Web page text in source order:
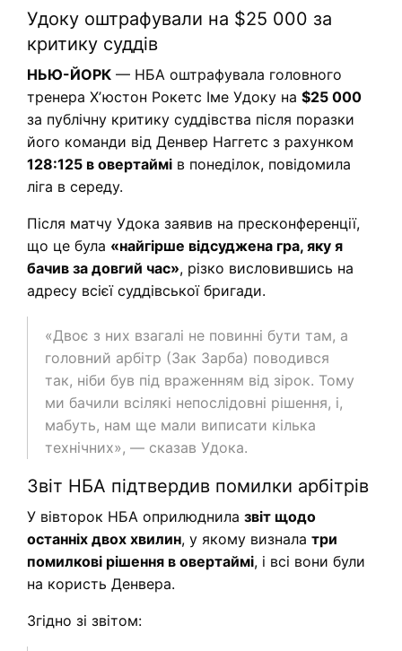
Удоку оштрафували на $25 000 за
критику суддів
НЬЮ-ЙОРК — НБА оштрафувала головного
тренера Хʼюстон Рокетс Іме Удоку на $25 000
за публічну критику суддівства після поразки
його команди від Денвер Наггетс з рахунком
128:125 в овертаймі в понеділок, повідомила
ліга в середу.
Після матчу Удока заявив на пресконференції,
що це була «найгірше відсуджена гра, яку я
бачив за довгий час», різко висловившись на
адресу всієї суддівської бригади.
«Двоє з них взагалі не повинні бути там, а
головний арбітр (Зак Зарба) поводився
так, ніби був під враженням від зірок. Тому
ми бачили всілякі непослідовні рішення, і,
мабуть, нам ще мали виписати кілька
технічних», — сказав Удока.
Звіт НБА підтвердив помилки арбітрів
У вівторок НБА оприлюднила звіт щодо
останніх двох хвилин, у якому визнала три
помилкові рішення в овертаймі, і всі вони були
на користь Денвера.
Згідно зі звітом: